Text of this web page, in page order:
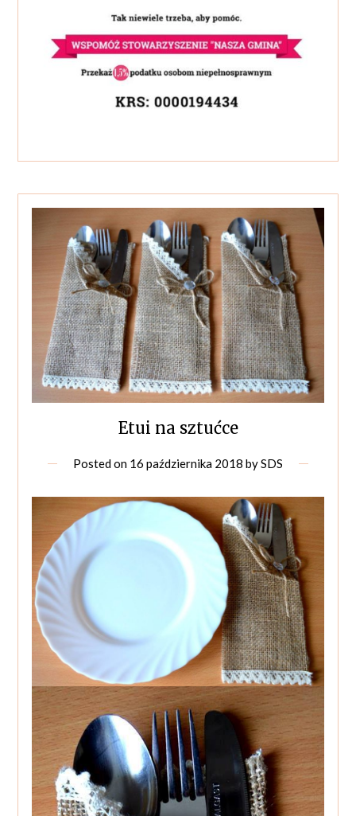
Etui na sztućce
Posted on 16 października 2018 bySDS